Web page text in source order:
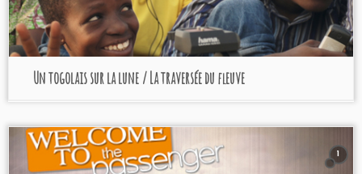
Un togolais sur la lune / La traversée du fleuve
1